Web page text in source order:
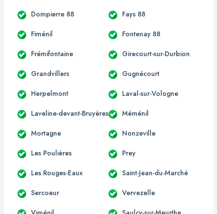
Dompierre 88 Fays 88
Fiménil Fontenay 88
Frémifontaine Girecourt-sur-Durbion
Grandvillers Gugnécourt
Herpelmont Laval-sur-Vologne
Laveline-devant-Bruyères Méménil
Mortagne Nonzeville
Les Poulières Prey
Les Rouges-Eaux Saint-Jean-du-Marché
Sercoeur Vervezelle